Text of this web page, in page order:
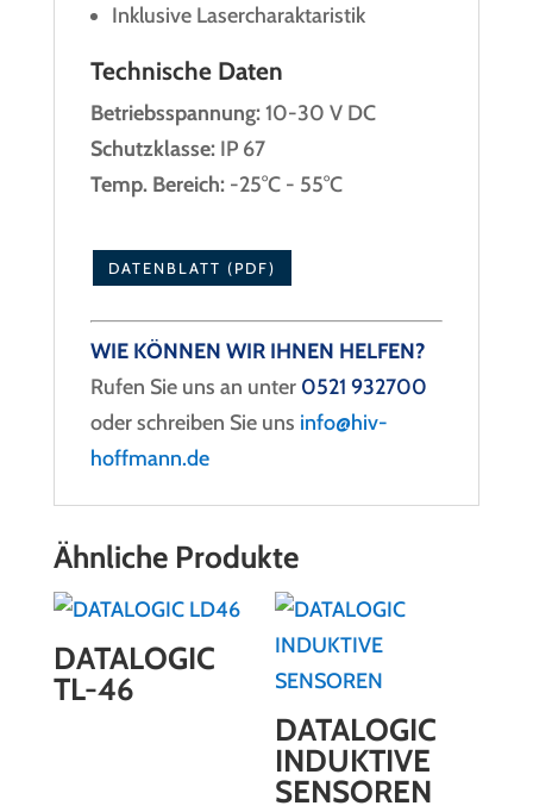
Inklusive Lasercharaktaristik
Technische Daten
Betriebsspannung:10-30 V DC
Schutzklasse:IP 67
Temp. Bereich:-25°C - 55°C
DATENBLATT (PDF)
WIE KÖNNEN WIR IHNEN HELFEN?
Rufen Sie uns an unter 0521 932700
oder schreiben Sie uns info@hiv-
hoffmann.de
Ähnliche Produkte
DATALOGIC
TL-46
DATALOGIC
INDUKTIVE
SENSOREN